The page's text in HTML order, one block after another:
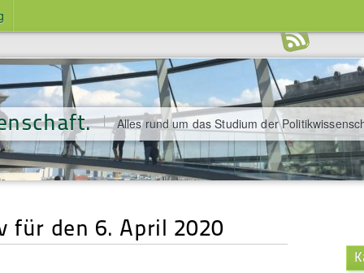
Alles rund um das Studium der
für den 6. April 2020